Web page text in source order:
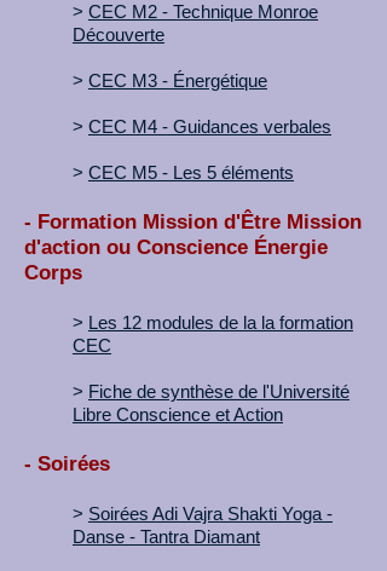
> CEC M2 - Technique Monroe
Découverte
> CEC M3 - Énergétique
> CEC M4 - Guidances verbales
> CEC M5 - Les 5 éléments
- Formation Mission d'Être Mission
d'action ou Conscience Énergie
Corps
> Les 12 modules de la la formation
CEC
> Fiche de synthèse de l'Université
Libre Conscience et Action
- Soirées
> Soirées Adi Vajra Shakti Yoga -
Danse - Tantra Diamant